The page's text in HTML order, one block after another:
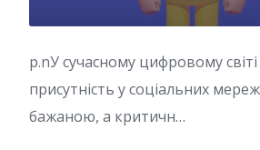
p.nУ сучасному цифровому
присутність у соціальних
бажаною, а критичн…